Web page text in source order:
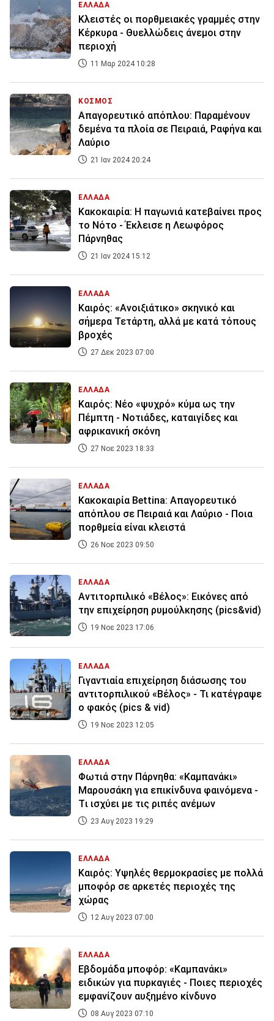
ΕΛΛΑΔΑ
Κλειστές οι πορθμειακές γραμμές στην
Κέρκυρα - Θυελλώδεις άνεμοι στην
περιοχή
11 Μαρ 2024 10:28
ΚΟΣΜΟΣ
Απαγορευτικό απόπλου: Παραμένουν
δεμένα τα πλοία σε Πειραιά, Ραφήνα και
Λαύριο
21 Ιαν 2024 20:24
ΕΛΛΑΔΑ
Κακοκαιρία: Η παγωνιά κατεβαίνει προς
το Νότο - Έκλεισε η Λεωφόρος
Πάρνηθας
21 Ιαν 2024 15:12
ΕΛΛΑΔΑ
Καιρός: «Ανοιξιάτικο» σκηνικό και
σήμερα Τετάρτη, αλλά με κατά τόπους
βροχές
27 Δεκ 2023 07:00
ΕΛΛΑΔΑ
Καιρός: Νέο «ψυχρό» κύμα ως την
Πέμπτη - Νοτιάδες, καταιγίδες και
αφρικανική σκόνη
27 Νοε 2023 18:33
ΕΛΛΑΔΑ
Κακοκαιρία Bettina: Απαγορευτικό
απόπλου σε Πειραιά και Λαύριο - Ποια
πορθμεία είναι κλειστά
26 Νοε 2023 09:50
ΕΛΛΑΔΑ
Αντιτορπιλικό «Βέλος»: Εικόνες από
την επιχείρηση ρυμούλκησης (pics&vid)
19 Νοε 2023 17:06
ΕΛΛΑΔΑ
Γιγαντιαία επιχείρηση διάσωσης του
αντιτορπιλικού «Βέλος» - Τι κατέγραψε
ο φακός (pics & vid)
19 Νοε 2023 12:05
ΕΛΛΑΔΑ
Φωτιά στην Πάρνηθα: «Καμπανάκι»
Μαρουσάκη για επικίνδυνα φαινόμενα -
Tι ισχύει με τις ριπές ανέμων
23 Αυγ 2023 19:29
ΕΛΛΑΔΑ
Καιρός: Υψηλές θερμοκρασίες με πολλά
μποφόρ σε αρκετές περιοχές της
χώρας
12 Αυγ 2023 07:00
ΕΛΛΑΔΑ
Εβδομάδα μποφόρ: «Καμπανάκι»
ειδικών για πυρκαγιές - Ποιες περιοχές
εμφανίζουν αυξημένο κίνδυνο
08 Αυγ 2023 07:10